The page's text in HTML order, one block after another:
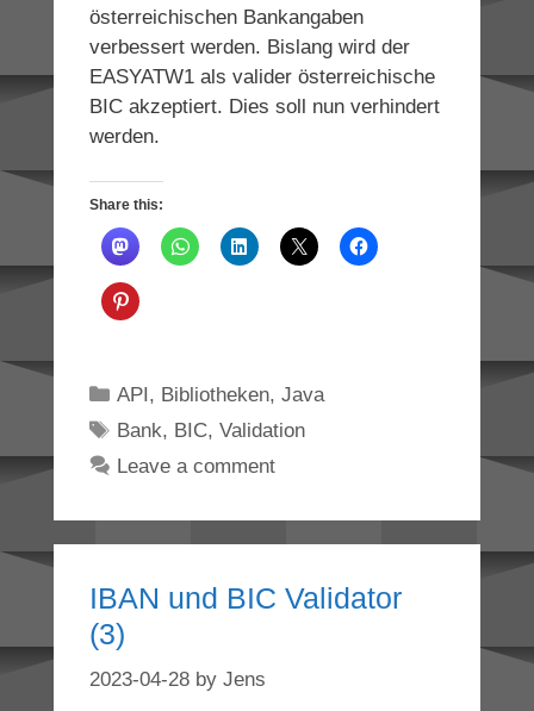
österreichischen Bankangaben
verbessert werden. Bislang wird der
EASYATW1 als valider österreichische
BIC akzeptiert. Dies soll nun verhindert
werden.
Share this:
Categories
API, Bibliotheken, Java
Tags
Bank, BIC, Validation
Leave a comment
IBAN und BIC Validator
(3)
2023-04-28 by Jens